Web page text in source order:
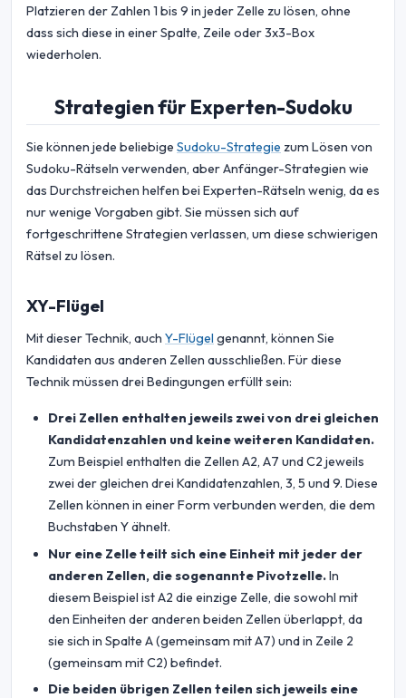
Platzieren der Zahlen 1 bis 9 in jeder Zelle zu lösen, ohne
dass sich diese in einer Spalte, Zeile oder 3x3-Box
wiederholen.
Strategien für Experten-Sudoku
Sie können jede beliebige Sudoku-Strategie zum Lösen von
Sudoku-Rätseln verwenden, aber Anfänger-Strategien wie
das Durchstreichen helfen bei Experten-Rätseln wenig, da es
nur wenige Vorgaben gibt. Sie müssen sich auf
fortgeschrittene Strategien verlassen, um diese schwierigen
Rätsel zu lösen.
XY-Flügel
Mit dieser Technik, auch Y-Flügel genannt, können Sie
Kandidaten aus anderen Zellen ausschließen. Für diese
Technik müssen drei Bedingungen erfüllt sein:
Drei Zellen enthalten jeweils zwei von drei gleichen
Kandidatenzahlen und keine weiteren Kandidaten.
Zum Beispiel enthalten die Zellen A2, A7 und C2 jeweils
zwei der gleichen drei Kandidatenzahlen, 3, 5 und 9. Diese
Zellen können in einer Form verbunden werden, die dem
Buchstaben Y ähnelt.
Nur eine Zelle teilt sich eine Einheit mit jeder der
anderen Zellen, die sogenannte Pivotzelle.In
diesem Beispiel ist A2 die einzige Zelle, die sowohl mit
den Einheiten der anderen beiden Zellen überlappt, da
sie sich in Spalte A (gemeinsam mit A7) und in Zeile 2
(gemeinsam mit C2) befindet.
Die beiden übrigen Zellen teilen sich jeweils eine